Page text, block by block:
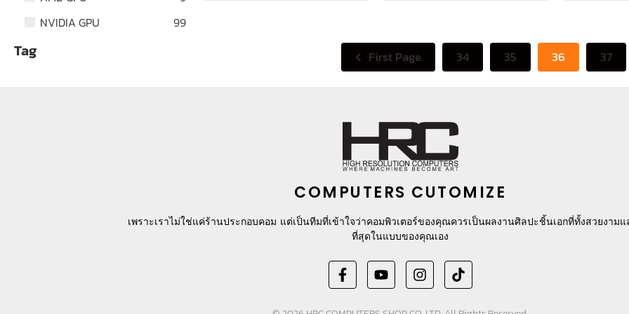
NVIDIA GPU
99
Tag First Page 34 35 36 37
COMPUTERS CUTOMIZE
เพราะเราไม่ใช่แค่ร้านประกอบคอม แต่เป็นทีมที่เข้าใจว่าคอมพิวเตอร์ของคุณควรเป็นผลงานศิลปะชิ้นเอกที่ทั้งสวยงามแ
ที่สุดในแบบของคุณเอง